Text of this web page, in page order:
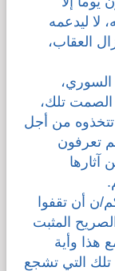
لا ليدعمه
العقاب،
السوري،
الصمت تلك،
تتخذوه من أجل
تعرفون
آثارها
ن أن تقفوا
المثبت
فأي مجتمع هذا وأية
التي تشجع